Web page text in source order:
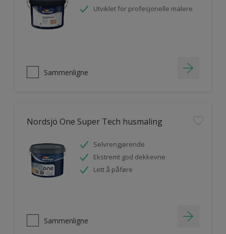
Utviklet for profesjonelle malere
Sammenligne
Nordsjö One Super Tech husmaling
Selvrengjørende
Ekstremt god dekkevne
Lett å påføre
Sammenligne